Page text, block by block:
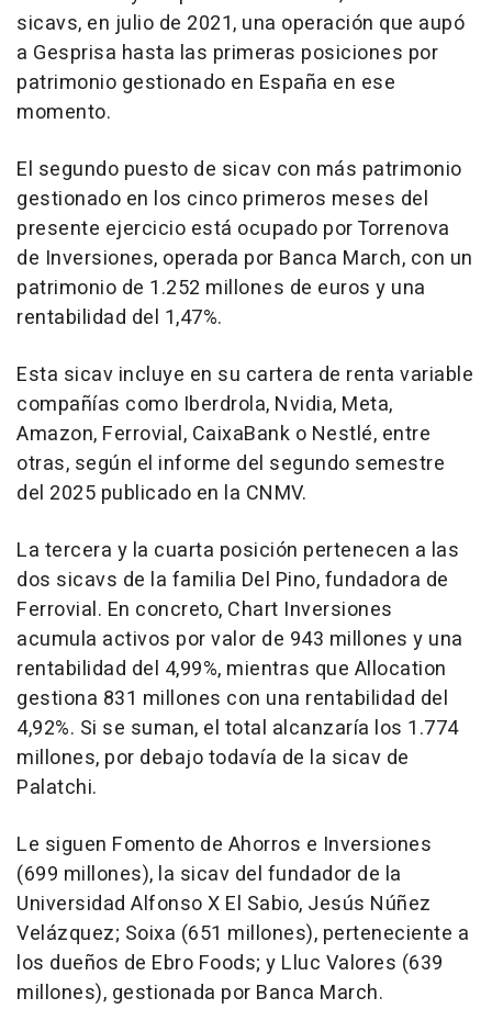
sicavs, en julio de 2021, una operación que aupó
a Gesprisa hasta las primeras posiciones por
patrimonio gestionado en España en ese
momento.
El segundo puesto de sicav con más patrimonio
gestionado en los cinco primeros meses del
presente ejercicio está ocupado por Torrenova
de Inversiones, operada por Banca March, con un
patrimonio de 1.252 millones de euros y una
rentabilidad del 1,47%.
Esta sicav incluye en su cartera de renta variable
compañías como Iberdrola, Nvidia, Meta,
Amazon, Ferrovial, CaixaBank o Nestlé, entre
otras, según el informe del segundo semestre
del 2025 publicado en la CNMV.
La tercera y la cuarta posición pertenecen a las
dos sicavs de la familia Del Pino, fundadora de
Ferrovial. En concreto, Chart Inversiones
acumula activos por valor de 943 millones y una
rentabilidad del 4,99%, mientras que Allocation
gestiona 831 millones con una rentabilidad del
4,92%. Si se suman, el total alcanzaría los 1.774
millones, por debajo todavía de la sicav de
Palatchi.
Le siguen Fomento de Ahorros e Inversiones
(699 millones), la sicav del fundador de la
Universidad Alfonso X El Sabio, Jesús Núñez
Velázquez; Soixa (651 millones), perteneciente a
los dueños de Ebro Foods; y Lluc Valores (639
millones), gestionada por Banca March.